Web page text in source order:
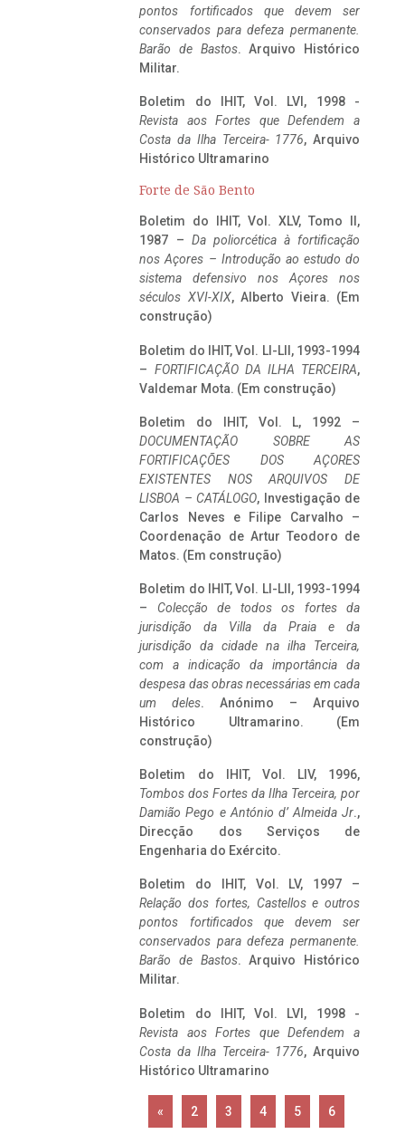
pontos fortificados que devem ser
conservados para defeza permanente.
Barão de Bastos. Arquivo Histórico
Militar.
Boletim do IHIT, Vol. LVI, 1998 -
Revista aos Fortes que Defendem a
Costa da Ilha Terceira- 1776, Arquivo
Histórico Ultramarino
Forte de São Bento
Boletim do IHIT, Vol. XLV, Tomo II,
1987 – Da poliorcética à fortificação
nos Açores – Introdução ao estudo do
sistema defensivo nos Açores nos
séculos XVI-XIX, Alberto Vieira. (Em
construção)
Boletim do IHIT, Vol. LI-LII, 1993-1994
– FORTIFICAÇÃO DA ILHA TERCEIRA,
Valdemar Mota. (Em construção)
Boletim do IHIT, Vol. L, 1992 –
DOCUMENTAÇÃO SOBRE AS
FORTIFICAÇÕES DOS AÇORES
EXISTENTES NOS ARQUIVOS DE
LISBOA – CATÁLOGO, Investigação de
Carlos Neves e Filipe Carvalho –
Coordenação de Artur Teodoro de
Matos. (Em construção)
Boletim do IHIT, Vol. LI-LII, 1993-1994
– Colecção de todos os fortes da
jurisdição da Villa da Praia e da
jurisdição da cidade na ilha Terceira,
com a indicação da importância da
despesa das obras necessárias em cada
um deles. Anónimo – Arquivo
Histórico Ultramarino. (Em
construção)
Boletim do IHIT, Vol. LIV, 1996,
Tombos dos Fortes da Ilha Terceira, por
Damião Pego e António d’ Almeida Jr.,
Direcção dos Serviços de
Engenharia do Exército.
Boletim do IHIT, Vol. LV, 1997 –
Relação dos fortes, Castellos e outros
pontos fortificados que devem ser
conservados para defeza permanente.
Barão de Bastos. Arquivo Histórico
Militar.
Boletim do IHIT, Vol. LVI, 1998 -
Revista aos Fortes que Defendem a
Costa da Ilha Terceira- 1776, Arquivo
Histórico Ultramarino
« 2 3 4 5 6